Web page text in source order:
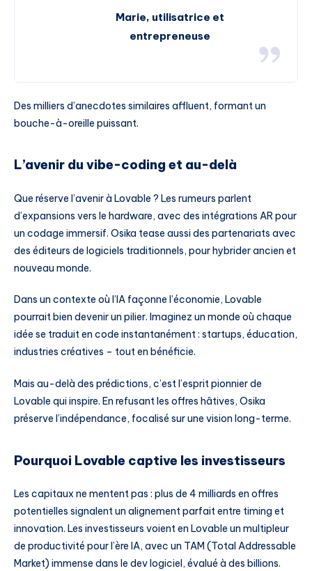
Marie, utilisatrice et
entrepreneuse
Des milliers d’anecdotes similaires affluent, formant un
bouche-à-oreille puissant.
L’avenir du vibe-coding et au-delà
Que réserve l’avenir à Lovable ? Les rumeurs parlent
d’expansions vers le hardware, avec des intégrations AR pour
un codage immersif. Osika tease aussi des partenariats avec
des éditeurs de logiciels traditionnels, pour hybrider ancien et
nouveau monde.
Dans un contexte où l’IA façonne l’économie, Lovable
pourrait bien devenir un pilier. Imaginez un monde où chaque
idée se traduit en code instantanément : startups, éducation,
industries créatives – tout en bénéficie.
Mais au-delà des prédictions, c’est l’esprit pionnier de
Lovable qui inspire. En refusant les offres hâtives, Osika
préserve l’indépendance, focalisé sur une vision long-terme.
Pourquoi Lovable captive les investisseurs
Les capitaux ne mentent pas : plus de 4 milliards en offres
potentielles signalent un alignement parfait entre timing et
innovation. Les investisseurs voient en Lovable un multipleur
de productivité pour l’ère IA, avec un TAM (Total Addressable
Market) immense dans le dev logiciel, évalué à des billions.